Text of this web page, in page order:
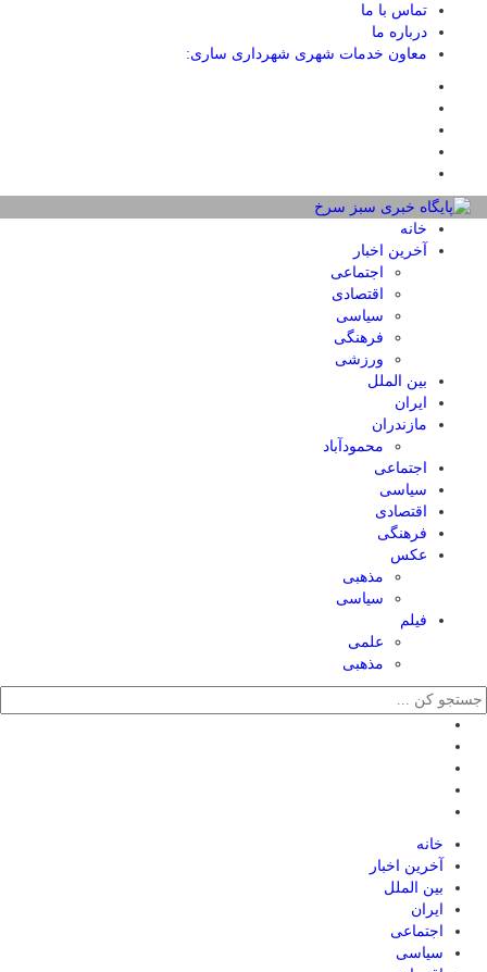
تماس با ما
درباره ما
معاون خدمات شهری شهرداری ساری:
خانه
آخرین اخبار
اجتماعی
اقتصادی
سیاسی
فرهنگی
ورزشی
بین الملل
ایران
مازندران
محمودآباد
اجتماعی
سیاسی
اقتصادی
فرهنگی
عکس
مذهبی
سیاسی
فیلم
علمی
مذهبی
خانه
آخرین اخبار
بین الملل
ایران
اجتماعی
سیاسی